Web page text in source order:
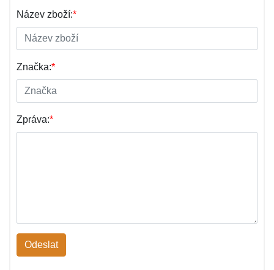
Název zboží:*
Značka:*
Zpráva:*
Odeslat